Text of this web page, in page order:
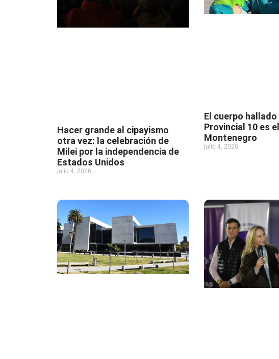
Hacer grande al cipayismo
otra vez: la celebración de
Milei por la independencia de
Estados Unidos
julio 4, 2026
El cuerpo hallado
Provincial 10 es
Montenegro
julio 4, 2026